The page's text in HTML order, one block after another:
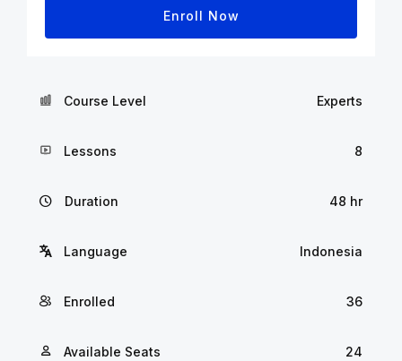
Enroll Now
Course Level Experts
Lessons 8
Duration 48 hr
Language Indonesia
Enrolled 36
Available Seats 24